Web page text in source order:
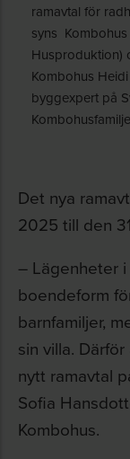
ramavtal för
syns Kombohus
Husproduktion)
Kombohus
byggexpert på
Det nya
2025 till den
– Lägenheter
boendeform
barnfamiljer,
sin villa.
nytt ramavtal
Sofia
Kombohus.